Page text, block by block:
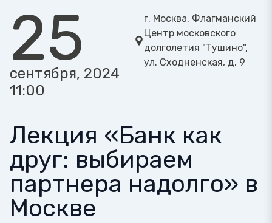
25
сентября, 2024
11:00
г. Москва, Флагманский
Центр московского
долголетия "Тушино",
ул. Сходненская, д. 9
Лекция «Банк как
друг: выбираем
партнера надолго» в
Москве